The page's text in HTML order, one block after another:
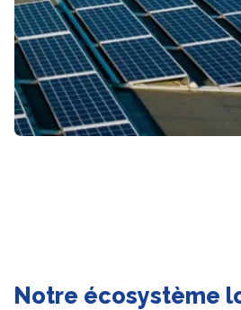
Notre écosystème